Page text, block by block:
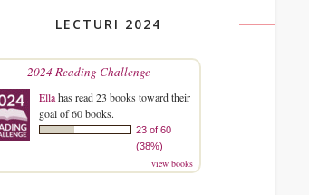
LECTURI 2024
2024 Reading Challenge
Ellahas read 23 books toward their
goal of 60 books.
23 of 60
(38%)
view books